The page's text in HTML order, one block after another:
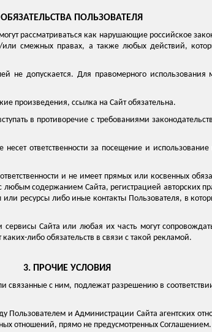
ОБЯЗАТЕЛЬСТВА ПОЛЬЗОВАТЕЛЯ
рассматриваться как нарушающие российское
или смежных правах, а также любых действий,
не допускается. Для правомерного использования
произведения, ссылка на Сайт обязательна.
в противоречие с требованиями
ответственности за посещение и
и не имеет прямых или косвенных
содержанием Сайта, регистрацией авторских
ресурсы либо иные контакты Пользователя, в
Сайта или любая их часть могут
либо обязательств в связи с такой рекламой.
3. ПРОЧИЕ УСЛОВИЯ
с ним, подлежат разрешению в
Пользователем и Администрации Сайта агентских
отношений, прямо не предусмотренных Соглашением.